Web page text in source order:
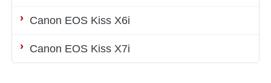
Canon EOS Kiss X6i
Canon EOS Kiss X7i